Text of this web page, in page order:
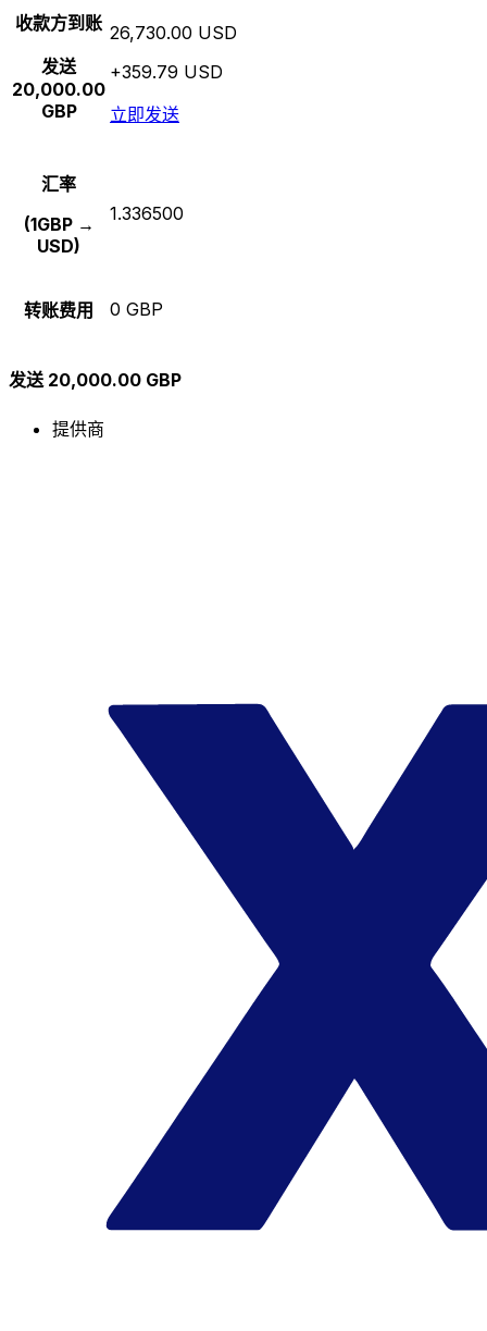
收款方到账
发送
20,000.00
GBP
26,730.00 USD
+359.79 USD
立即发送
汇率
(1GBP →
USD)
1.336500
转账费用 0 GBP
发送 20,000.00 GBP
提供商